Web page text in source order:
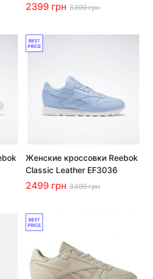
2399 грн 3399 грн
Женские кроссовки Reebok
Classic Leather EF3036
2499 грн 3399 грн